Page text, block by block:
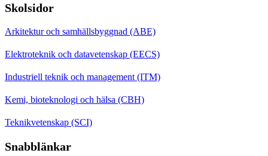
Skolsidor
Arkitektur och samhällsbyggnad (ABE)
Elektroteknik och datavetenskap (EECS)
Industriell teknik och management (ITM)
Kemi, bioteknologi och hälsa (CBH)
Teknikvetenskap (SCI)
Snabblänkar